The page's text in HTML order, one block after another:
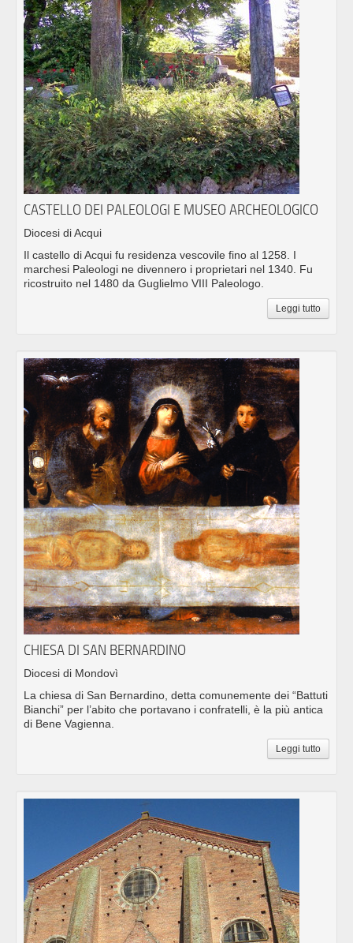
CASTELLO DEI PALEOLOGI E MUSEO ARCHEOLOGICO
Diocesi di Acqui
Il castello di Acqui fu residenza vescovile fino al 1258. I
marchesi Paleologi ne divennero i proprietari nel 1340. Fu
ricostruito nel 1480 da Guglielmo VIII Paleologo.
Leggi tutto
CHIESA DI SAN BERNARDINO
Diocesi di Mondovì
La chiesa di San Bernardino, detta comunemente dei “Battuti
Bianchi” per l’abito che portavano i confratelli, è la più antica
di Bene Vagienna.
Leggi tutto